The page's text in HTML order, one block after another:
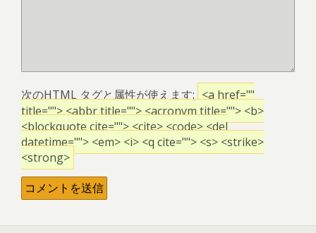
次のHTML タグと属性が使えます: <a href=""
title=""> <abbr title=""> <acronym title=""> <b>
<blockquote cite=""> <cite> <code> <del
datetime=""> <em> <i> <q cite=""> <s> <strike>
<strong>